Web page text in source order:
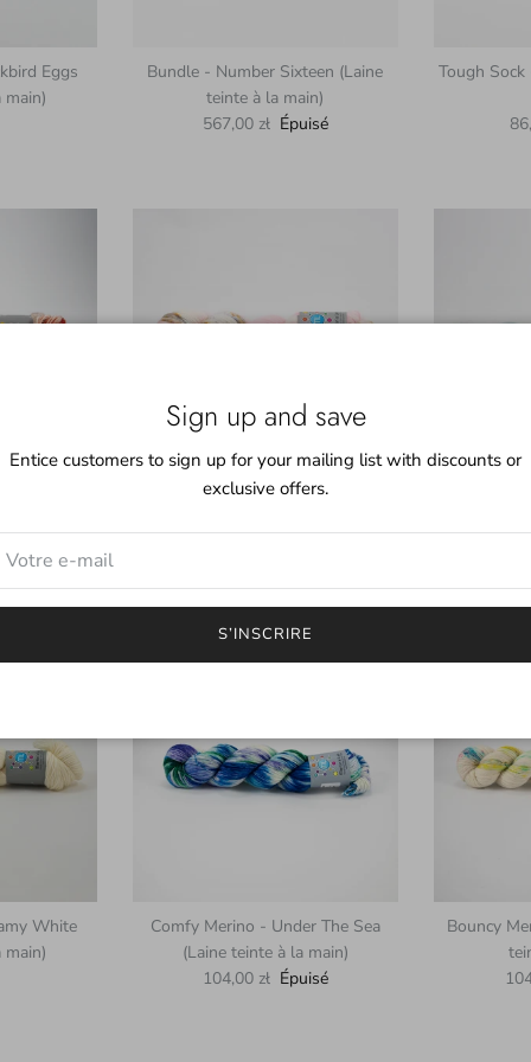
Eggs
main)
Bundle - Number Sixteen (Laine
teinte à la main)
Prix habituel
567,00 zł Épuisé
Tough
la main)
Tough Sock - Cherry Flower (Laine
Silky
White
main)
Comfy Merino - Under The Sea
(Laine teinte à la main)
Prix habituel
104,00 zł Épuisé
Bouncy
Sign up and save
Entice customers to sign up for your mailing list with discounts or
exclusive offers.
S’INSCRIRE